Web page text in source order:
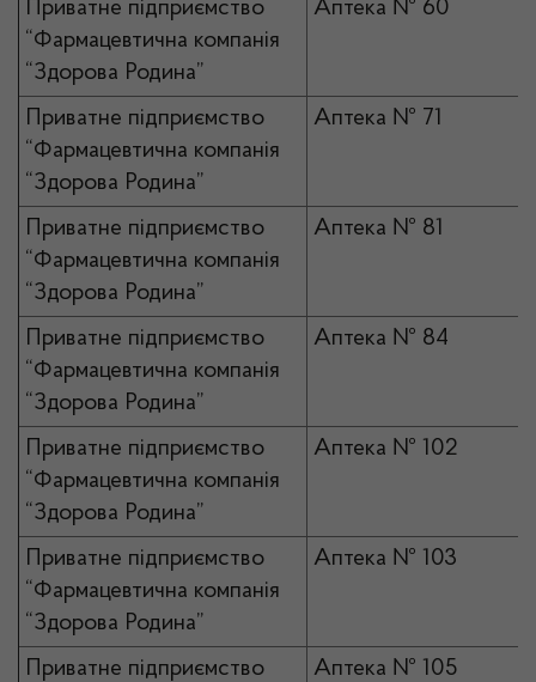
Приватне підприємство
“Фармацевтична компанія
“Здорова Родина”
Аптека № 60
Приватне підприємство
“Фармацевтична компанія
“Здорова Родина”
Аптека № 71
Приватне підприємство
“Фармацевтична компанія
“Здорова Родина”
Аптека № 81
Приватне підприємство
“Фармацевтична компанія
“Здорова Родина”
Аптека № 84
Приватне підприємство
“Фармацевтична компанія
“Здорова Родина”
Аптека № 102
Приватне підприємство
“Фармацевтична компанія
“Здорова Родина”
Аптека № 103
Приватне підприємство
Аптека № 105